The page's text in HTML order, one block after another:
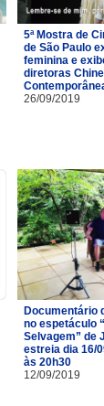
5ª Mostra de
de São Paulo
feminina e
diretoras
26/09/2019
Documentário
no espetáculo
Selvagem” de
estreia dia 16/
às 20h30
12/09/2019